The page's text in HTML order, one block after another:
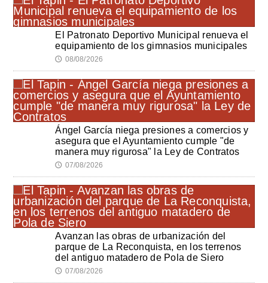
El Patronato Deportivo Municipal renueva el
equipamiento de los gimnasios municipales
🕔 08/08/2026
Ángel García niega presiones a comercios y
asegura que el Ayuntamiento cumple "de
manera muy rigurosa" la Ley de Contratos
🕔 07/08/2026
Avanzan las obras de urbanización del
parque de La Reconquista, en los terrenos
del antiguo matadero de Pola de Siero
🕔 07/08/2026